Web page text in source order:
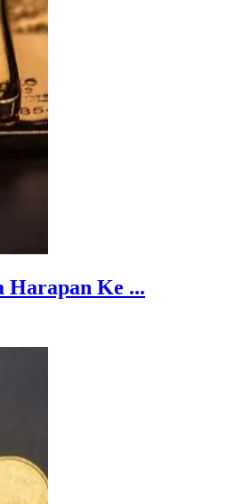
Harapan Ke ...